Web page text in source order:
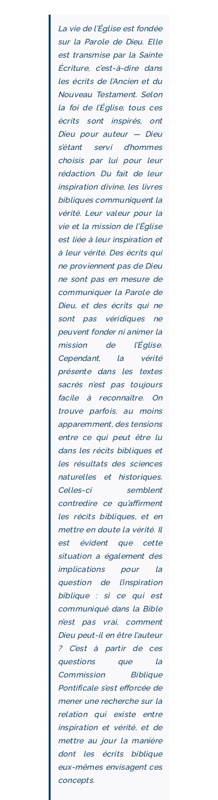
La vie de l’Église est fondée
sur la Parole de Dieu. Elle
est transmise par la Sainte
Écriture, c’est-à-dire dans
les écrits de l’Ancien et du
Nouveau Testament. Selon
la foi de l’Église, tous ces
écrits sont inspirés, ont
Dieu pour auteur — Dieu
s’étant servi d’hommes
choisis par lui pour leur
rédaction. Du fait de leur
inspiration divine, les livres
bibliques communiquent la
vérité. Leur valeur pour la
vie et la mission de l’Église
est liée à leur inspiration et
à leur vérité. Des écrits qui
ne proviennent pas de Dieu
ne sont pas en mesure de
communiquer la Parole de
Dieu, et des écrits qui ne
sont pas véridiques ne
peuvent fonder ni animer la
mission de l’Église.
Cependant, la vérité
présente dans les textes
sacrés n’est pas toujours
facile à reconnaître. On
trouve parfois, au moins
apparemment, des tensions
entre ce qui peut être lu
dans les récits bibliques et
les résultats des sciences
naturelles et historiques.
Celles-ci semblent
contredire ce qu’affirment
les récits bibliques, et en
mettre en doute la vérité. Il
est évident que cette
situation a également des
implications pour la
question de l’inspiration
biblique : si ce qui est
communiqué dans la Bible
n’est pas vrai, comment
Dieu peut-il en être l’auteur
? C’est à partir de ces
questions que la
Commission Biblique
Pontificale s’est efforcée de
mener une recherche sur la
relation qui existe entre
inspiration et vérité, et de
mettre au jour la manière
dont les écrits biblique
eux-mêmes envisagent ces
concepts.